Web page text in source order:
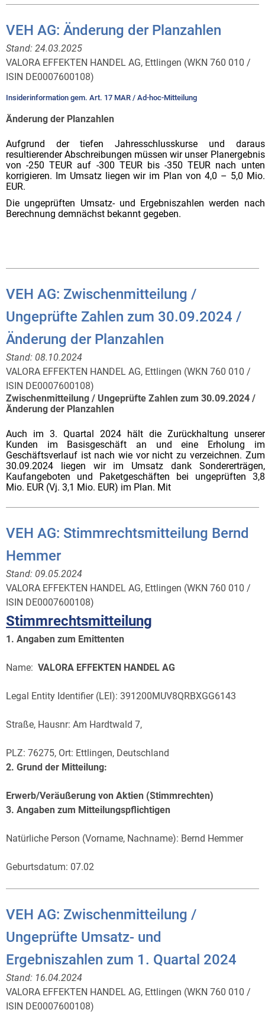
VEH AG: Änderung der Planzahlen
Stand: 24.03.2025
VALORA EFFEKTEN HANDEL AG, Ettlingen (WKN 760 010 /
ISIN DE0007600108)
Insiderinformation gem. Art. 17 MAR / Ad-hoc-Mitteilung
Änderung der Planzahlen
Aufgrund der tiefen Jahresschlusskurse und daraus
resultierender Abschreibungen müssen wir unser Planergebnis
von -250 TEUR auf -300 TEUR bis -350 TEUR nach unten
korrigieren. Im Umsatz liegen wir im Plan von 4,0 – 5,0 Mio.
EUR.
Die ungeprüften Umsatz- und Ergebniszahlen werden nach
Berechnung demnächst bekannt gegeben.
VEH AG: Zwischenmitteilung /
Ungeprüfte Zahlen zum 30.09.2024 /
Änderung der Planzahlen
Stand: 08.10.2024
VALORA EFFEKTEN HANDEL AG, Ettlingen (WKN 760 010 /
ISIN DE0007600108)
Zwischenmitteilung / Ungeprüfte Zahlen zum 30.09.2024 /
Änderung der Planzahlen
Auch im 3. Quartal 2024 hält die Zurückhaltung unserer
Kunden im Basisgeschäft an und eine Erholung im
Geschäftsverlauf ist nach wie vor nicht zu verzeichnen. Zum
30.09.2024 liegen wir im Umsatz dank Sondererträgen,
Kaufangeboten und Paketgeschäften bei ungeprüften 3,8
Mio. EUR (Vj. 3,1 Mio. EUR) im Plan. Mit
VEH AG: Stimmrechtsmitteilung Bernd
Hemmer
Stand: 09.05.2024
VALORA EFFEKTEN HANDEL AG, Ettlingen (WKN 760 010 /
ISIN DE0007600108)
Stimmrechtsmitteilung
1. Angaben zum Emittenten
Name: VALORA EFFEKTEN HANDEL AG
Legal Entity Identifier (LEI): 391200MUV8QRBXGG6143
Straße, Hausnr: Am Hardtwald 7,
PLZ: 76275, Ort: Ettlingen, Deutschland
2. Grund der Mitteilung:
Erwerb/Veräußerung von Aktien (Stimmrechten)
3. Angaben zum Mitteilungspflichtigen
Natürliche Person (Vorname, Nachname): Bernd Hemmer
Geburtsdatum: 07.02
VEH AG: Zwischenmitteilung /
Ungeprüfte Umsatz- und
Ergebniszahlen zum 1. Quartal 2024
Stand: 16.04.2024
VALORA EFFEKTEN HANDEL AG, Ettlingen (WKN 760 010 /
ISIN DE0007600108)